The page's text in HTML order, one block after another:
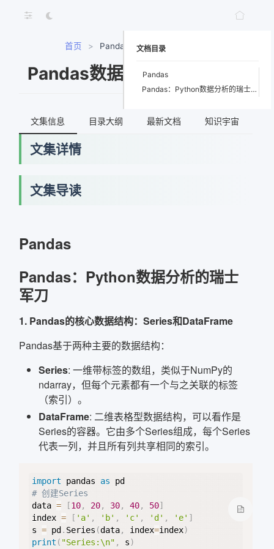
首页 > Pandas数据分析与处理实战
Pandas数据分析与处理实战
文集信息 目录大纲 最新文档 知识宇宙
文集详情
文集导读
Pandas
Pandas：Python数据分析的瑞士
军刀
1. Pandas的核心数据结构：Series和DataFrame
Pandas基于两种主要的数据结构：
Series: 一维带标签的数组，类似于NumPy的
ndarray，但每个元素都有一个与之关联的标签
（索引）。
DataFrame: 二维表格型数据结构，可以看作是
Series的容器。它由多个Series组成，每个Series
代表一列，并且所有列共享相同的索引。
import pandas as
# 创建Series
data = [10, 20, 30, 40, 50]
index = [ 'a' , 'b' , 'c' , 'd' , 'e' ]
s = pd . Series (data, index=index)
print ( "Series:\n" , s)
文档目录
Pandas
Pandas：Python数据分析的瑞士军刀